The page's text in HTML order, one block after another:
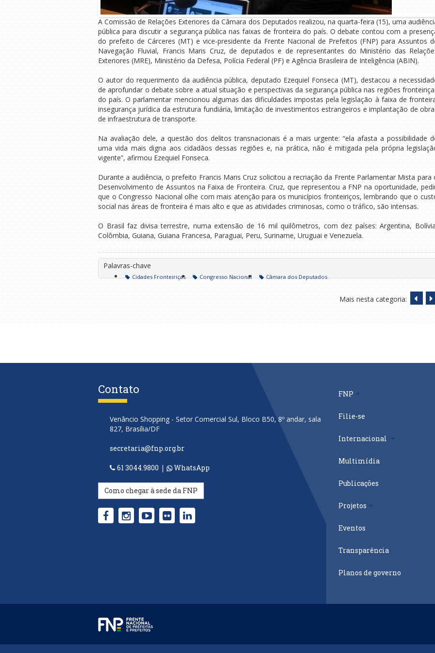
A Comissão de Relações Exteriores da Câmara dos Deputados realizou, na quarta-feira (15), uma
pública para discutir a segurança pública nas faixas de fronteira do país. O debate contou com a
do prefeito de Cárceres (MT) e vice-presidente da Frente Nacional de Prefeitos (FNP) para Assuntos
Navegação Fluvial, Francis Maris Cruz, de deputados e de representantes do Ministério das
Exteriores (MRE), Ministério da Defesa, Polícia Federal (PF) e Agência Brasileira de Inteligência (ABIN).
O autor do requerimento da audiência pública, deputado Ezequiel Fonseca (MT), destacou a
de aprofundar o debate sobre a atual situação e perspectivas da segurança pública nas regiões
do país. O parlamentar mencionou algumas das dificuldades impostas pela legislação à faixa de
insegurança jurídica da estrutura fundiária, limitação de investimentos estrangeiros e implantação de
de infraestrutura de transporte.
Na avaliação dele, a questão dos delitos transnacionais é a mais urgente: “ela afasta a possibilidade
uma vida mais digna aos cidadãos dessas regiões e, na prática, não é mitigada pela própria
vigente”, afirmou Ezequiel Fonseca.
Durante a audiência, o prefeito Francis Maris Cruz solicitou a recriação da Frente Parlamentar Mista para
Desenvolvimento de Assuntos na Faixa de Fronteira. Cruz, que representou a FNP na oportunidade,
que o Congresso Nacional olhe com mais atenção para os municípios fronteiriços, lembrando que o
social nas áreas de fronteira é mais alto e que as atividades criminosas, como o tráfico, são intensas.
O Brasil faz divisa terrestre, numa extensão de 16 mil quilômetros, com dez países: Argentina,
Colômbia, Guiana, Guiana Francesa, Paraguai, Peru, Suriname, Uruguai e Venezuela.
Palavras-chave
Cidades Fronteiriças Congresso Nacional Câmara dos Deputados
Mais nesta categoria:
Contato
Venâncio Shopping - Setor Comercial Sul, Bloco B50, 8º andar, sala
827, Brasília/DF
secretaria@fnp.org.br
61 3044.9800 | WhatsApp
Como chegar à sede da FNP
FNP
Filie-se
Internacional
Multimídia
Publicações
Projetos
Eventos
Transparência
Planos de governo